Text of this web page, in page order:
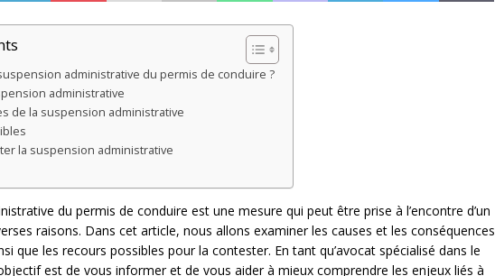
administrative du permis de conduire ?
administrative
de la suspension administrative
la suspension administrative
du permis de conduire est une mesure qui peut être prise à l’encontre d’un
raisons. Dans cet article, nous allons examiner les causes et les conséquences
que les recours possibles pour la contester. En tant qu’avocat spécialisé dans le
est de vous informer et de vous aider à mieux comprendre les enjeux liés à